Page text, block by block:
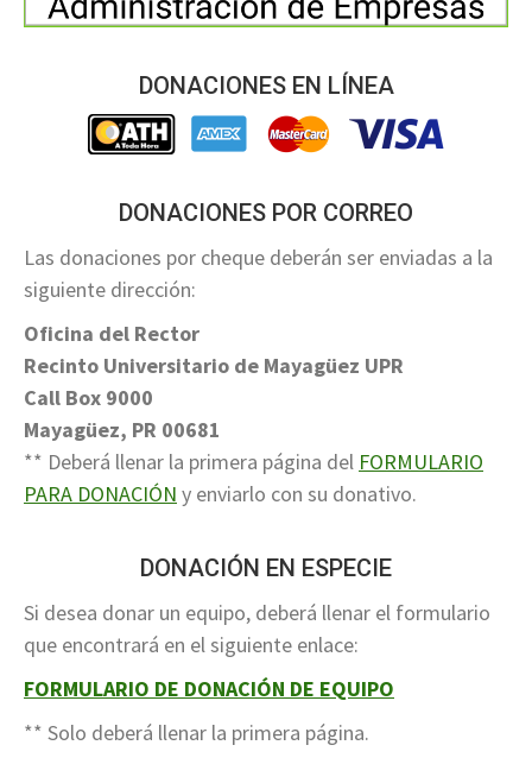
DONACIONES EN LÍNEA
DONACIONES POR CORREO
Las donaciones por cheque deberán ser enviadas a la
siguiente dirección:
Oficina del Rector
Recinto Universitario de Mayagüez UPR
Call Box 9000
Mayagüez, PR 00681
** Deberá llenar la primera página del FORMULARIO
PARA DONACIÓN y enviarlo con su donativo.
DONACIÓN EN ESPECIE
Si desea donar un equipo, deberá llenar el formulario
que encontrará en el siguiente enlace:
FORMULARIO DE DONACIÓN DE EQUIPO
** Solo deberá llenar la primera página.